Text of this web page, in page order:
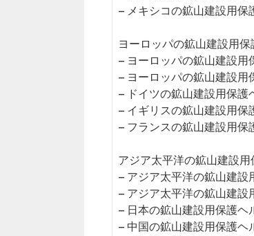
– メキシコの鉱山建設用保
ヨーロッパの鉱山建設用
– ヨーロッパの鉱山建設用
– ヨーロッパの鉱山建設用
– ドイツの鉱山建設用保護
– イギリスの鉱山建設用保
– フランスの鉱山建設用保
アジア太平洋の鉱山建設
– アジア太平洋の鉱山建設
– アジア太平洋の鉱山建設
– 日本の鉱山建設用保護ヘ
– 中国の鉱山建設用保護ヘ